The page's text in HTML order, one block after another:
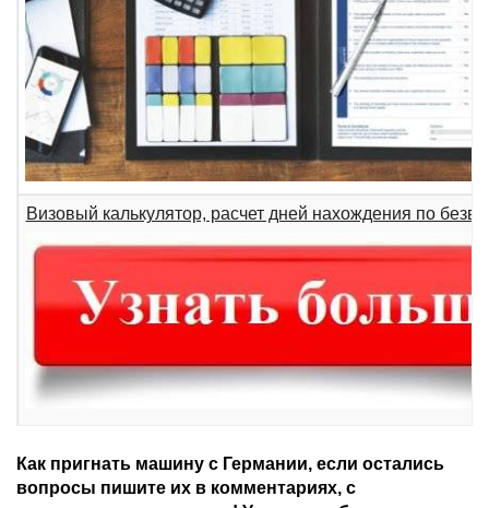
Визовый калькулятор, расчет дней нахождения по
Как пригнать машину с Германии, если остались
вопросы пишите их в комментариях, с